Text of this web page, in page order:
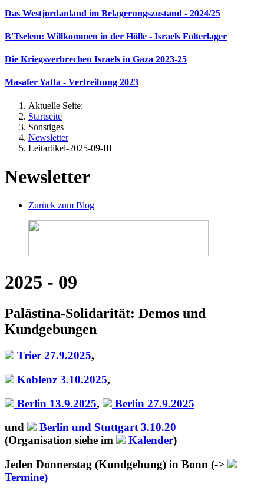
Das Westjordanland im Belagerungszustand - 2024/25
B'Tselem: Willkommen in der Hölle - Israels Folterlager
Die Kriegsverbrechen Israels in Gaza 2023-25
Masafer Yatta - Vertreibung 2023
Aktuelle Seite:
Startseite
Sonstiges
Newsletter
Leitartikel-2025-09-III
Newsletter
Zurück zum Blog
2025 - 09
Palästina-Solidarität: Demos und
Kundgebungen
Trier 27.9.2025,
Koblenz 3.10.2025,
Berlin 13.9.2025,
Berlin 27.9.2025
und
Berlin und Stuttgart 3.10.20
(Organisation siehe im
Kalender)
Jeden Donnerstag (Kundgebung) in Bonn (->
Termine)